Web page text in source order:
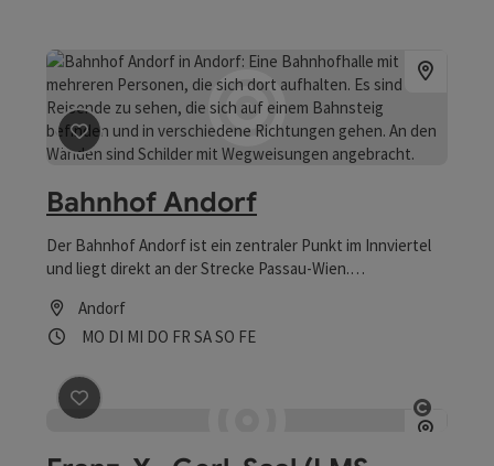
Beitrag merken : Bahnhof Andorf
Bahnhof Andorf
Der Bahnhof Andorf ist ein zentraler Punkt im Innviertel
und liegt direkt an der Strecke Passau-Wien.
ermöglichen das barrierefreie Reisen. Zahlreiche
kostenlose Parkplätze ermöglichen bequemes Reisen.
Andorf
Öffnungszeiten
MO Montag geöffnet
DI Dienstag geöffnet
MI Mittwoch geöffnet
DO Donnerstag geöffnet
FR Freitag geöffnet
SASamstag geöffnet
SO Sonntag geöffnet
FEFeiertag geöffnet
Beitrag merken : Franz-X.-Gerl-Saal (LMS Andorf)